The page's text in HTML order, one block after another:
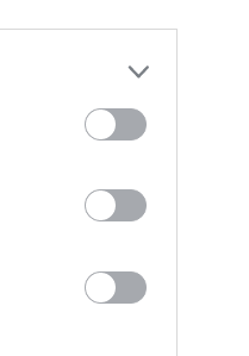
Magyar Marketing
KREATÍV, az Internet
turizmus szakma díjai